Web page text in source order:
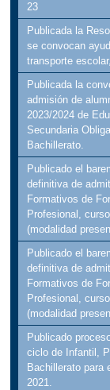
23
Publicada la
se convocan
transporte
Publicada la
admisión de
2023/2024 de
Secundaria
Bachillerato.
Publicado el
definitiva de
Formativos de
Profesional,
(modalidad
Publicado el
definitiva de
Formativos de
Profesional,
(modalidad
Publicado
ciclo de Infantil,
Bachillerato para
2021.